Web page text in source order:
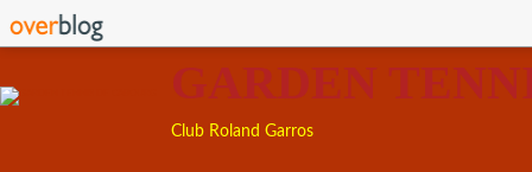
GARDEN
Club Roland Garros